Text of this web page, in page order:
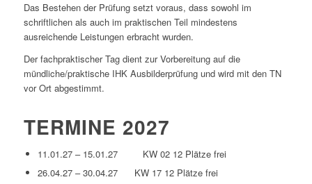
Das Bestehen der Prüfung setzt voraus, dass sowohl im
schriftlichen als auch im praktischen Teil mindestens
ausreichende Leistungen erbracht wurden.
Der fachpraktischer Tag dient zur Vorbereitung auf die
mündliche/praktische IHK Ausbilderprüfung und wird mit den TN
vor Ort abgestimmt.
TERMINE 2027
11.01.27 – 15.01.27 KW 02 12 Plätze frei
26.04.27 – 30.04.27 KW 17 12 Plätze frei